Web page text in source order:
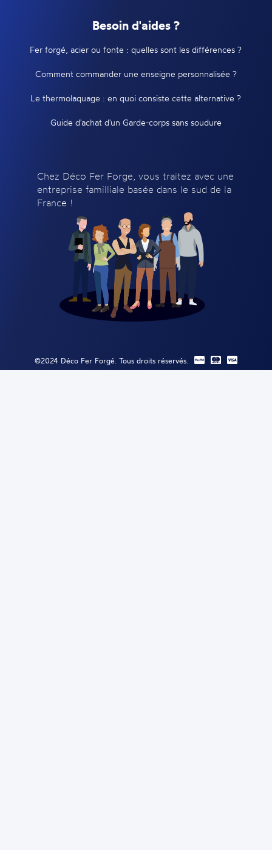
Besoin d'aides ?
Fer forgé, acier ou fonte : quelles sont les différences ?
Comment commander une enseigne personnalisée ?
Le thermolaquage : en quoi consiste cette alternative ?
Guide d'achat d'un Garde-corps sans soudure
Chez Déco Fer Forge, vous traitez avec une
entreprise familliale basée dans le sud de la
France !
©2024 Déco Fer Forgé. Tous droits réservés.